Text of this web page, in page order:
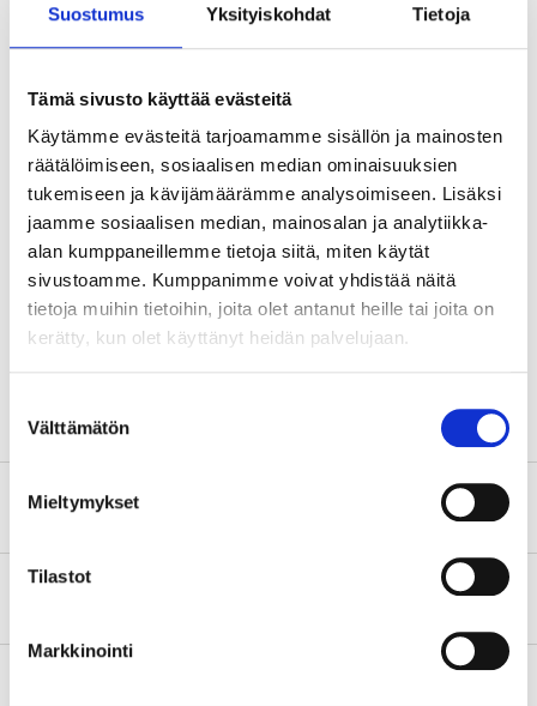
Suostumus Yksityiskohdat Tietoja
Tämä sivusto käyttää evästeitä
Käytämme evästeitä tarjoamamme sisällön ja mainosten
räätälöimiseen, sosiaalisen median ominaisuuksien
tukemiseen ja kävijämäärämme analysoimiseen. Lisäksi
jaamme sosiaalisen median, mainosalan ja analytiikka-
alan kumppaneillemme tietoja siitä, miten käytät
sivustoamme. Kumppanimme voivat yhdistää näitä
tietoja muihin tietoihin, joita olet antanut heille tai joita on
kerätty, kun olet käyttänyt heidän palvelujaan.
valinta
Välttämätön
Mieltymykset
Tilastot
Markkinointi
Material Kolstål
Blankförzinkad, FZB +
Korrosivitetsklass
Saltspraytest
Varvtal 400–1200 rpm
(rekommenderat)
Antal
100 st.
Mått
Diameter
6,5 mm
Säkerhetsinformation och övriga dokument